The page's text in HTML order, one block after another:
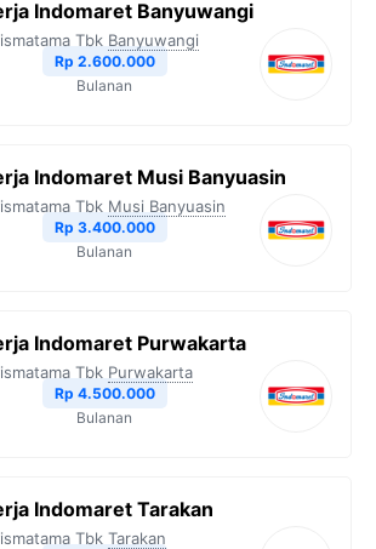
A
i
n
k
Indomaret Banyuwangi
Tbk Banyuwangi
Rp 2.600.000
Bulanan
Indomaret Musi Banyuasin
Tbk Musi Banyuasin
Rp 3.400.000
Bulanan
Indomaret Purwakarta
Tbk Purwakarta
Rp 4.500.000
Bulanan
Indomaret Tarakan
Tbk Tarakan